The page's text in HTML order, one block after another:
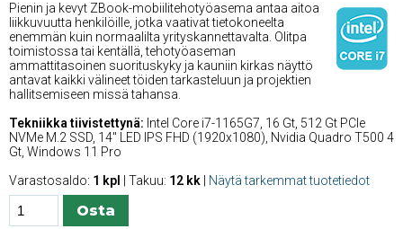
Pienin ja kevyt ZBook-mobiilitehotyöasema antaa aitoa
liikkuvuutta henkilöille, jotka vaativat tietokoneelta
enemmän kuin normaalilta yrityskannettavalta. Olitpa
toimistossa tai kentällä, tehotyöaseman
ammattitasoinen suorituskyky ja kauniin kirkas näyttö
antavat kaikki välineet töiden tarkasteluun ja projektien
hallitsemiseen missä tahansa.
Tekniikka tiivistettynä: Intel Core i7-1165G7, 16 Gt, 512 Gt PCIe
NVMe M.2 SSD, 14'' LED IPS FHD (1920x1080), Nvidia Quadro T500 4
Gt, Windows 11 Pro
Varastosaldo: 1 kpl | Takuu: 12 kk Näytä tarkemmat tuotetiedot